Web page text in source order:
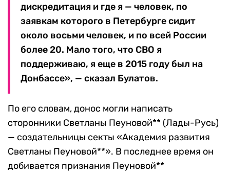
дискредитация и где я — человек, по
заявкам которого в Петербурге сидит
около восьми человек, и по всей России
более 20. Мало того, что СВО я
поддерживаю, я еще в 2015 году был на
Донбассе», — сказал Булатов.
По его словам, донос могли написать
сторонники Светланы Пеуновой** (Лады-Русь)
— создательницы секты «Академия развития
Светланы Пеуновой**». В последнее время он
добивается признания Пеуновой**